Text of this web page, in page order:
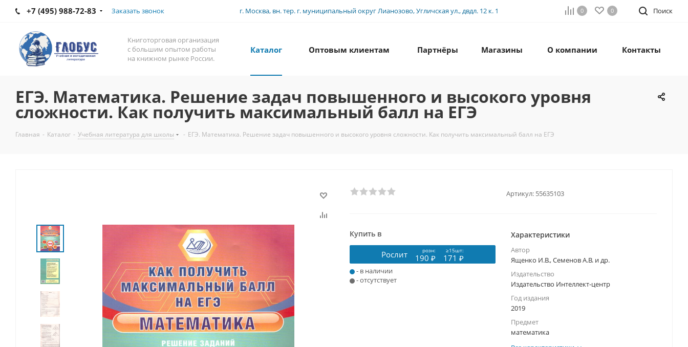
+7 (495) 988-72-83 Заказать звонок г. Москва, вн. тер. г. муниципальный округ Лианозово, Угличская ул., двдл. 12 к. 1 Поиск
0 0
Книготорговая организация
с большим опытом работы
на книжном рынке России.
Каталог Оптовым клиентам Партнёры Магазины О компании Контакты
ЕГЭ. Математика. Решение задач повышенного и высокого уровня
сложности. Как получить максимальный балл на ЕГЭ
Главная - Каталог - Учебная литература для школы - ЕГЭ. Математика. Решение задач повышенного и высокого уровня сложности. Как получить максимальный балл на ЕГЭ
Артикул: 55635103
Купить в
Рослит розн: ≥15шт:
190 ₽ 171 ₽
- в наличии
- отсутствует
Характеристики
Автор
Ященко И.В., Семенов А.В. и др.
Издательство
Издательство Интеллект-центр
Год издания
2019
Предмет
математика